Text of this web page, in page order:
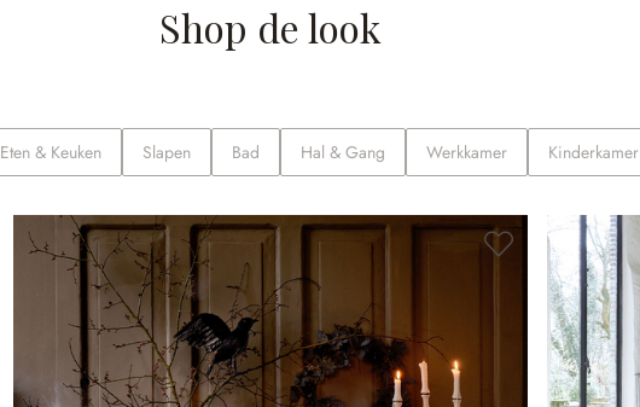
Shop de look
Eten & Keuken Slapen Bad Hal & Gang Werkkamer Kinderkamer